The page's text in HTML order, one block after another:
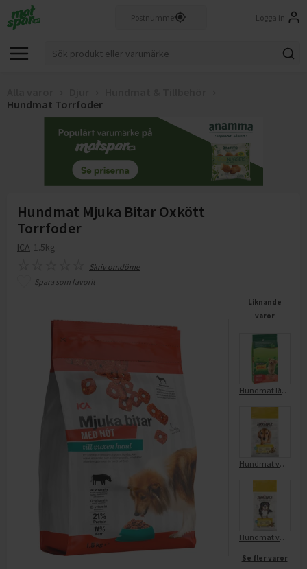
Logga in
Hundmat Torrfoder
Hundmat Mjuka Bitar Oxkött
Torrfoder
ICA 1.5kg
Skriv omdöme
Spara som favorit
Liknande
varor
Hundmat Rik På Kött Adult Torrfoder
Hundmat vuxen Torrfoder liten hund kyckling
Hundmat vuxen Torrfoder stor hund kyckling
Se fler varor